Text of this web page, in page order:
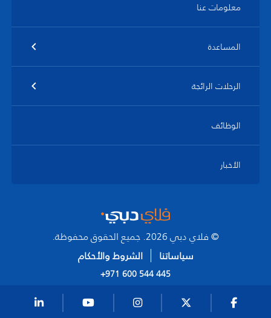
معلومات عنا
المساعدة
الرحلات الرائجة
الوظائف
الأخبار
© فلاي دبي 2026. جميع الحقوق محفوظة.
سياساتنا
الشروط والأحكام
+971 600 544 445